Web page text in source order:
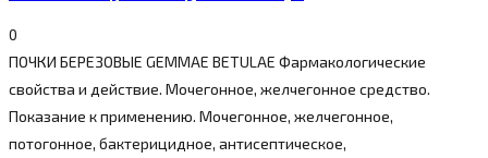
0
ПОЧКИ БЕРЕЗОВЫЕ GEMMAE BETULAE Фармакологические
свойства и действие. Мочегонное, желчегонное средство.
Показание к применению. Мочегонное, желчегонное,
потогонное, бактерицидное, антисептическое,